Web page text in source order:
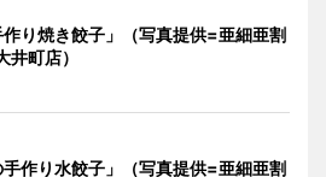
作り焼き餃子」（写真提供=亜細亜割
井町店）
手作り水餃子」（写真提供=亜細亜割